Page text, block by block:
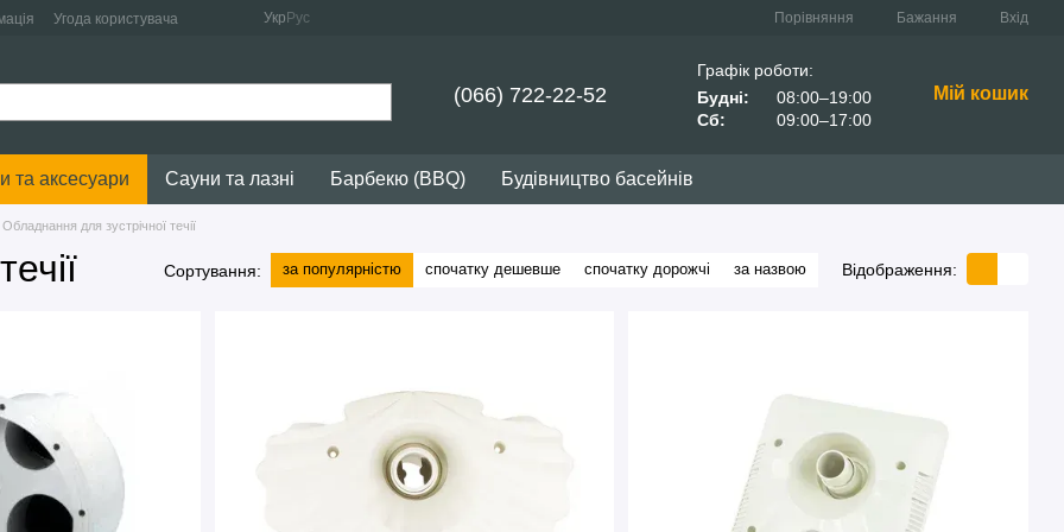
Угода користувача Укр Рус Порівняння Бажання Вхід
(066) 722-22-52
Графік роботи:
Будні:
08:00–19:00
Сб:
09:00–17:00
Мій кошик
та аксесуари Сауни та лазні Барбекю (BBQ) Будівництво басейнів
Обладнання для зустрічної течії
Сортування: за популярністю спочатку дешевше спочатку дорожчі за назвою Відображення: